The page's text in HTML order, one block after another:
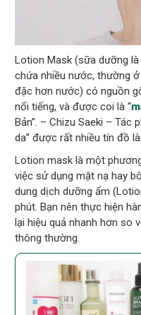
Lotion Mask (sữa dưỡng
chứa nhiều nước, thường
đặc hơn nước) có nguồn
nổi tiếng, và được coi là “
Bản”. – Chizu Saeki – Tác
da” được rất nhiều tín đồ
Lotion mask là một
việc sử dụng mặt nạ hay
dung dịch dưỡng ẩm
phút. Bạn nên thực hiện
lại hiệu quả nhanh hơn so
thông thường.